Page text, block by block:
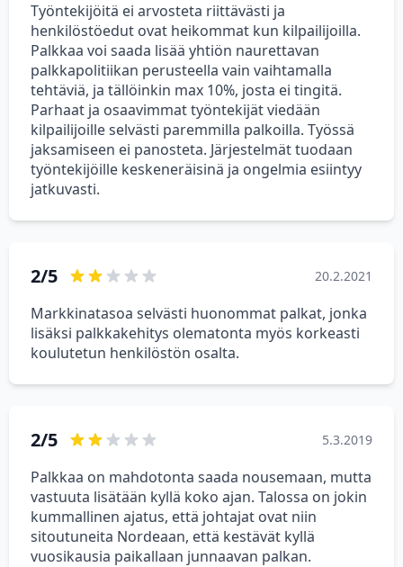
Työntekijöitä ei arvosteta riittävästi ja
henkilöstöedut ovat heikommat kun kilpailijoilla.
Palkkaa voi saada lisää yhtiön naurettavan
palkkapolitiikan perusteella vain vaihtamalla
tehtäviä, ja tällöinkin max 10%, josta ei tingitä.
Parhaat ja osaavimmat työntekijät viedään
kilpailijoille selvästi paremmilla palkoilla. Työssä
jaksamiseen ei panosteta. Järjestelmät tuodaan
työntekijöille keskeneräisinä ja ongelmia esiintyy
jatkuvasti.
2/5 20.2.2021
Markkinatasoa selvästi huonommat palkat, jonka
lisäksi palkkakehitys olematonta myös korkeasti
koulutetun henkilöstön osalta.
2/5 5.3.2019
Palkkaa on mahdotonta saada nousemaan, mutta
vastuuta lisätään kyllä koko ajan. Talossa on jokin
kummallinen ajatus, että johtajat ovat niin
sitoutuneita Nordeaan, että kestävät kyllä
vuosikausia paikallaan junnaavan palkan.